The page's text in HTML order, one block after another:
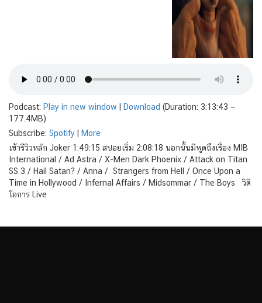
Podcast: Play in new window Download (Duration: 3:13:43 —
177.4MB)
Subscribe: Spotify
More
เข้ารีวิวหลัก Joker 1:49:15 สปอยเริ่ม 2:08:18 นอกนั้นมีพูดถึงเรื่อง MIB
International / Ad Astra / X-Men Dark Phoenix / Attack on Titan
SS 3 / Hail Satan? / Anna / Strangers from Hell / Once Upon a
Time in Hollywood / Infernal Affairs / Midsommar / The Boys วิดิ
โอการ Live